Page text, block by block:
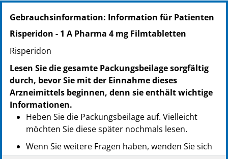
PZN: 05957085
PPN: 110595708535
NTIN: 04150059570859
PPN: 110595709101
NTIN: 04150059570910
Gebrauchsinformation: Information für Patienten
Risperidon - 1 A Pharma 4 mg Filmtabletten
Risperidon
Lesen Sie die gesamte Packungsbeilage sorgfältig
durch, bevor Sie mit der Einnahme dieses
Arzneimittels beginnen, denn sie enthält wichtige
Informationen.
Heben Sie die Packungsbeilage auf. Vielleicht
möchten Sie diese später nochmals lesen.
Wenn Sie weitere Fragen haben, wenden Sie sich